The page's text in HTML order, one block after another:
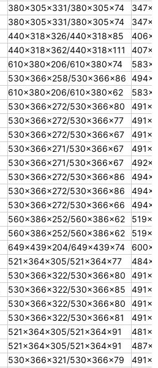
380×305×331/380×305×74
380×305×331/380×305×74
440×318×326/440×318×85
440×318×362/440×318×111
610×380×206/610×380×74
530×366×258/530×366×86
610×380×206/610×380×62
530×366×272/530×366×80
530×366×272/530×366×77
530×366×272/530×366×67
530×366×271/530×366×67
530×366×271/530×366×67
530×366×272/530×366×86
530×366×272/530×366×86
530×366×272/530×366×66
560×386×252/560×386×62
560×386×252/560×386×62
649×439×204/649×439×74
521×364×305/521×364×77
530×366×322/530×366×80
530×366×322/530×366×85
530×366×322/530×366×80
530×366×322/530×366×81
521×364×305/521×364×91
521×364×305/521×364×91
530×366×321/530×366×79